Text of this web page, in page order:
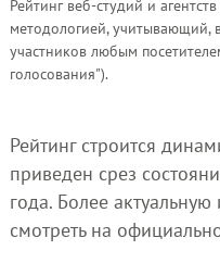
Рейтинг веб-студий и
методологией, учитывающий,
участников любым
голосования").
Рейтинг строится
приведен срез
года. Более
смотреть на